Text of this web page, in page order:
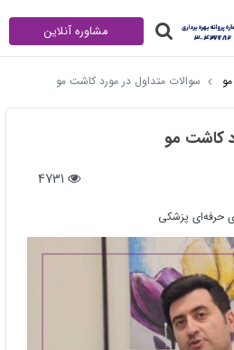
مشاوره آنلاین
سوالات متداول در مورد کاشت مو
کاشت مو
حرفه‌ای پزشکی